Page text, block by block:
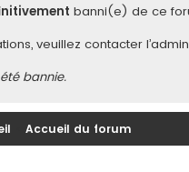
banni(e) de ce
veuillez contacter l’
bannie.
Accueil du forum